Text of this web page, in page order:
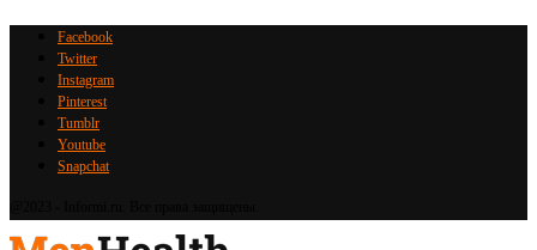
Facebook
Twitter
Instagram
Pinterest
Tumblr
Youtube
Snapchat